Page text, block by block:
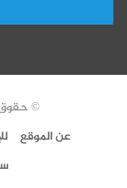
© حقوق النشر 2026،
عن الموقع